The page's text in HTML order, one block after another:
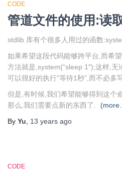
CODE
管道文件的使用:读
stdlib 库有个很多人用过的函数
如果希望这段代码能够跨平台,而希
方法就是,system(“sleep 1″);这样,
可以很好的执行”等待1秒”,而不必多
但是,有时候,我们希望能够得到这个
那么,我们需要点新的东西了.
By Yu, 13 years ago
CODE